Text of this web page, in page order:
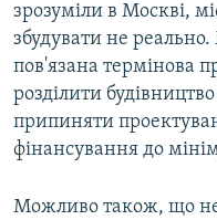
зрозуміли в Москві,
збудувати не
пов'язана термінова
розділити
припиняти
фінансування до
Можливо також, що